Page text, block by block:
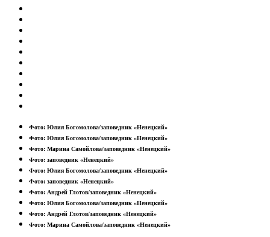
Фото: Юлия Богомолова/заповедник «Ненецкий»
Фото: Юлия Богомолова/заповедник «Ненецкий»
Фото: Марина Самойлова/заповедник «Ненецкий»
Фото: заповедник «Ненецкий»
Фото: Юлия Богомолова/заповедник «Ненецкий»
Фото: заповедник «Ненецкий»
Фото: Андрей Глотов/заповедник «Ненецкий»
Фото: Юлия Богомолова/заповедник «Ненецкий»
Фото: Андрей Глотов/заповедник «Ненецкий»
Фото: Марина Самойлова/заповедник «Ненецкий»